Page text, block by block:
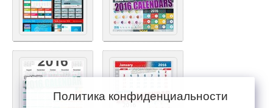
Политика конфиденциальности